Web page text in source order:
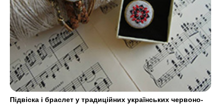
Підвіска і браслет у традиційних українських червоно-